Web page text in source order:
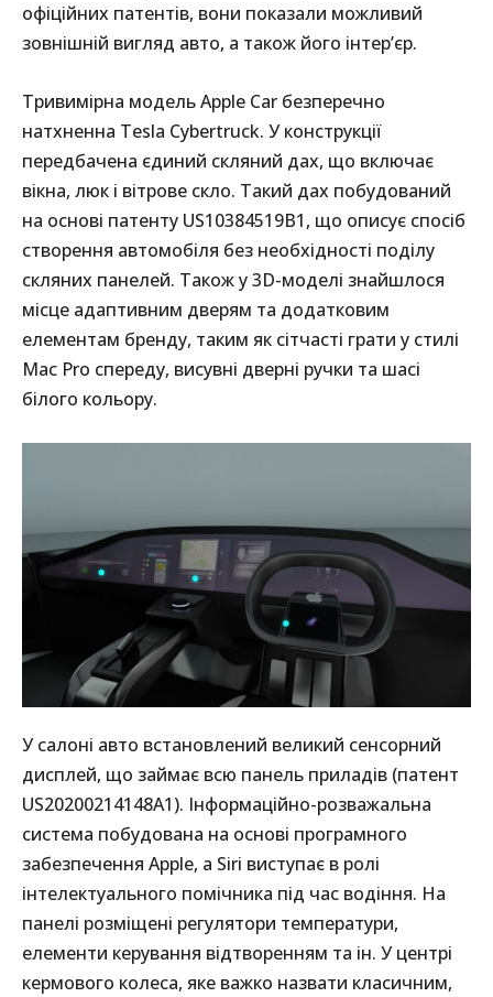
офіційних патентів, вони показали можливий
зовнішній вигляд авто, а також його інтер’єр.
Тривимірна модель Apple Car безперечно
натхненна Tesla Cybertruck. У конструкції
передбачена єдиний скляний дах, що включає
вікна, люк і вітрове скло. Такий дах побудований
на основі патенту US10384519B1, що описує спосіб
створення автомобіля без необхідності поділу
скляних панелей. Також у 3D-моделі знайшлося
місце адаптивним дверям та додатковим
елементам бренду, таким як сітчасті грати у стилі
Mac Pro спереду, висувні дверні ручки та шасі
білого кольору.
У салоні авто встановлений великий сенсорний
дисплей, що займає всю панель приладів (патент
US20200214148A1). Інформаційно-розважальна
система побудована на основі програмного
забезпечення Apple, а Siri виступає в ролі
інтелектуального помічника під час водіння. На
панелі розміщені регулятори температури,
елементи керування відтворенням та ін. У центрі
кермового колеса, яке важко назвати класичним,